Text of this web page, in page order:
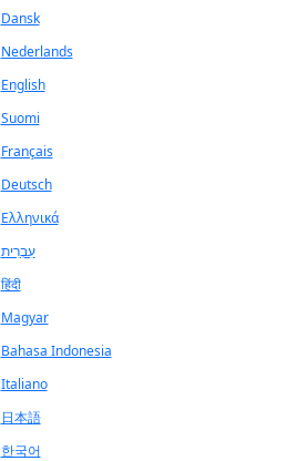
Dansk
Nederlands
English
Suomi
Français
Deutsch
Ελληνικά
עִבְרִית
हिंदी
Magyar
Bahasa Indonesia
Italiano
日本語
한국어